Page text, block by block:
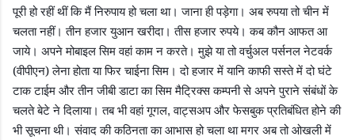
पूरी हो रहीं थीं कि मैं निरुपाय हो चला था। जाना ही पड़ेगा। अब रुपया तो चीन में
चलता नहीं। तीन हजार युआन खरीदा। तीस हजार रुपये। कब कौन आफत आ
जाये। अपने मोबाइल सिम वहां काम न करते। मुझे या तो वर्चुअल पर्सनल नेटवर्क
(वीपीएन) लेना होता या फिर चाईना सिम। दो हजार में यानि काफी सस्ते में दो घंटे
टाक टाईम और तीन जीबी डाटा का सिम मैट्रिक्स कम्पनी से अपने पुराने संबंधों के
चलते बेटे ने दिलाया। तब भी वहां गूगल,वाट्सअप और फेसबुक प्रतिबंधित होने की
भी सूचना थी। संवाद की कठिनता का आभास हो चला था मगर अब तो ओखली में